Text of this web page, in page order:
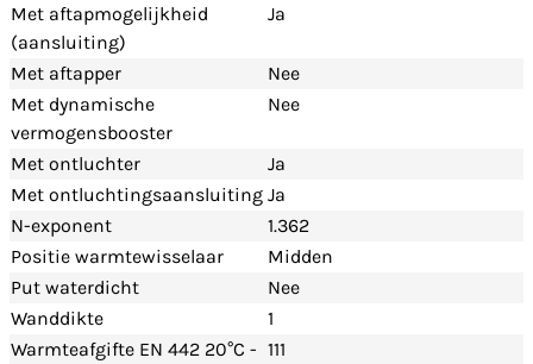
Met aftapmogelijkheid
(aansluiting)
Ja
Met aftapper
Nee
Met dynamische
vermogensbooster
Nee
Met ontluchter
Ja
Met ontluchtingsaansluiting Ja
N-exponent
1.362
Positie warmtewisselaar
Midden
Put waterdicht
Nee
Wanddikte
1
Warmteafgifte EN 442 20°C - 111